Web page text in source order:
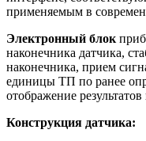
применяемым в
Электронный блок
наконечника датчика,
наконечника, прием
единицы ТП по ранее
отображение
Конструкция датчика: